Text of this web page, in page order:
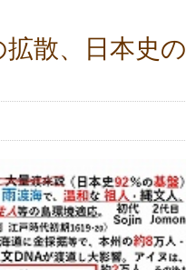
散、日本史の